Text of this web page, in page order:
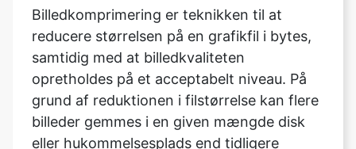
opretholdes på et acceptabelt niveau. På
grund af reduktionen i filstørrelse kan flere
billeder gemmes i en given mængde disk
eller hukommelsesplads end tidligere
muligt.